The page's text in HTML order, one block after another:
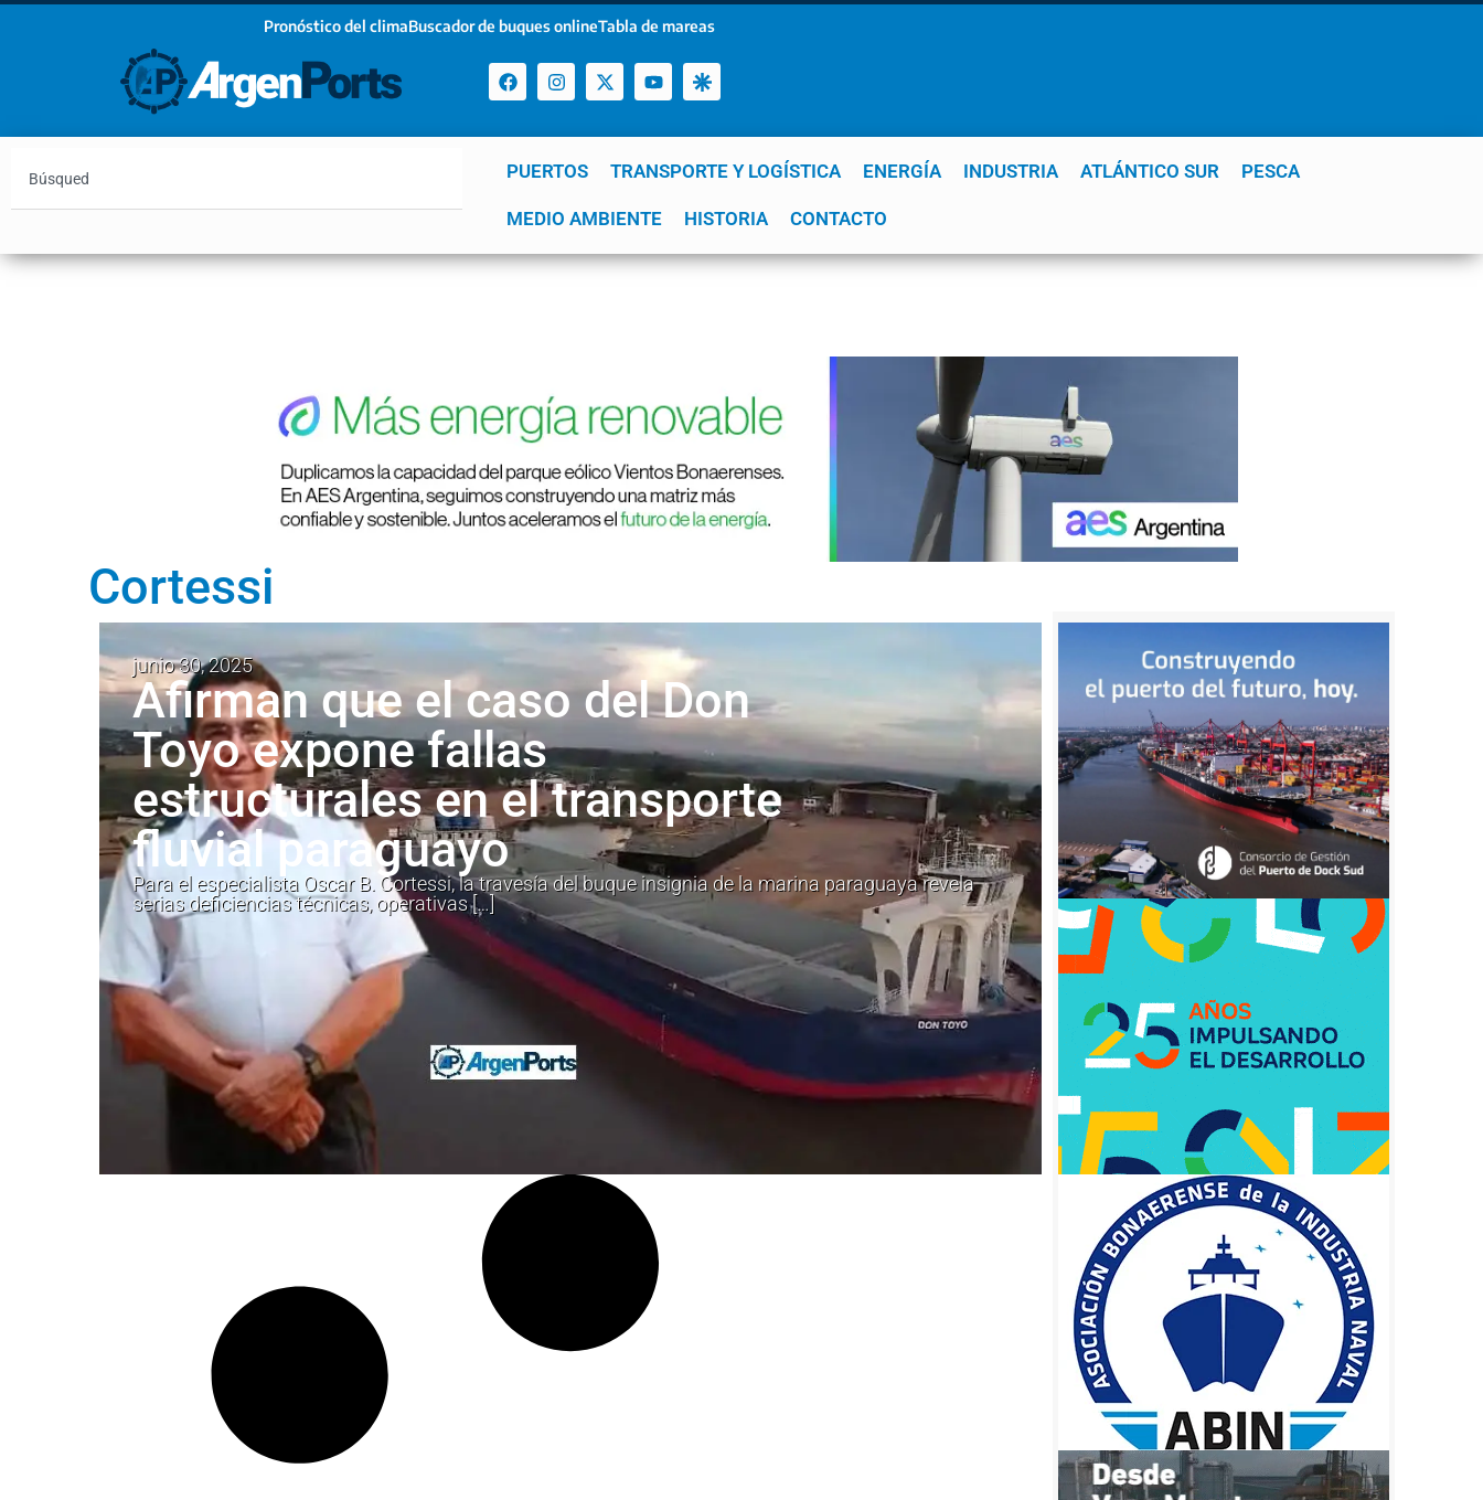
Pronóstico del climaBuscador de buques onlineTabla de mareas
PUERTOS TRANSPORTE Y LOGÍSTICA ENERGÍA INDUSTRIA ATLÁNTICO SUR PESCA
MEDIO AMBIENTE HISTORIA CONTACTO
YPF GNL Mar del Plata Patagonia Quequén
Cortessi
junio 30, 2025
Afirman que el caso del Don
Toyo expone fallas
estructurales en el transporte
fluvial paraguayo
Para el especialista Oscar B. Cortessi, la travesía del buque insignia de la marina paraguaya revela
serias deficiencias técnicas, operativas […]
¡Sumate a nuestro Newsletter!
Email
Estoy de acuerdo con las condiciones y políticas de